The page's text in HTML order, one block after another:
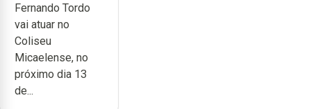
anos de
carreira no
Coliseu
Micaelense
Fernando Tordo
vai atuar no
Coliseu
Micaelense, no
próximo dia 13
de...